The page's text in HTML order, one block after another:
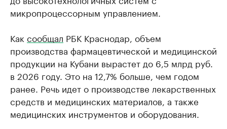
микропроцессорным управлением.
Как сообщал РБК Краснодар, объем
производства фармацевтической и медицинской
продукции на Кубани вырастет до 6,5 млрд руб.
в 2026 году. Это на 12,7% больше, чем годом
ранее. Речь идет о производстве лекарственных
средств и медицинских материалов, а также
медицинских инструментов и оборудования.